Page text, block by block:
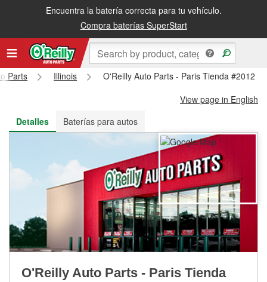
Encuentra la batería correcta para tu vehículo.
Compra baterías SuperStart
Recibe tu orden gratis al día siguiente o recógela en la tienda
Parts Illinois
O'Reilly Auto Parts - Paris Tienda #2012
View page in English
Detalles
Baterías para autos
O'Reilly Auto Parts - Paris Tienda